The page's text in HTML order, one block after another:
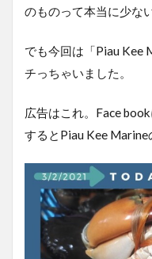
のものって本当に少ない
でも今回は「Piau Kee
チっちゃいました。
広告はこれ。Face
するとPiau Kee Marine